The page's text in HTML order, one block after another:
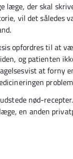
læge, der skal
vil det således
opfordres til at
og patienten
at forny
nød-
en anden